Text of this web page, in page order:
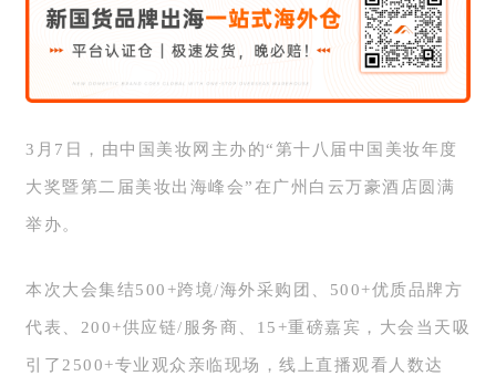
3月7日 ，由中国美妆网主办的“第十八届中国美妆年度
大奖暨第二届美妆出海峰会”在广州白云万豪酒店圆满
举办。
本次大会集结500+跨境/海外采购团、500+优质品牌方
代表、200+供应链/服务商、15+重磅嘉宾，大会当天吸
引了2500+专业观众亲临现场，线上直播观看人数达